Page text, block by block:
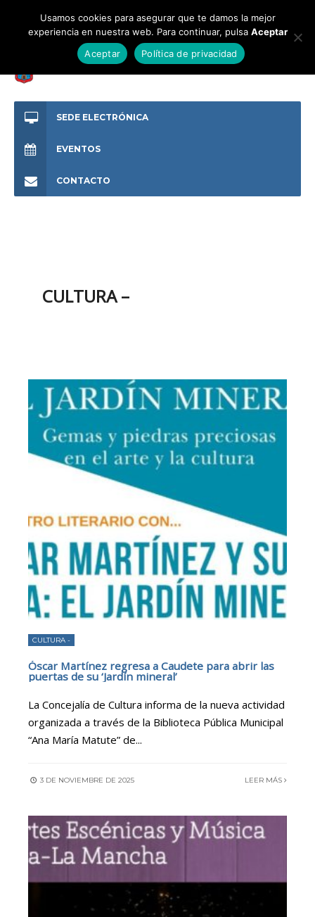
SEDE ELECTRÓNICA
EVENTOS
CONTACTO
CULTURA –
CULTURA -
Óscar Martínez regresa a Caudete para abrir las
puertas de su ‘Jardín mineral’
La Concejalía de Cultura informa de la nueva actividad
organizada a través de la Biblioteca Pública Municipal
“Ana María Matute” de...
3 DE NOVIEMBRE DE 2025 LEER MÁS
Usamos cookies para asegurar que te damos la mejor
experiencia en nuestra web. Para continuar, pulsa Aceptar
Aceptar
Política de privacidad